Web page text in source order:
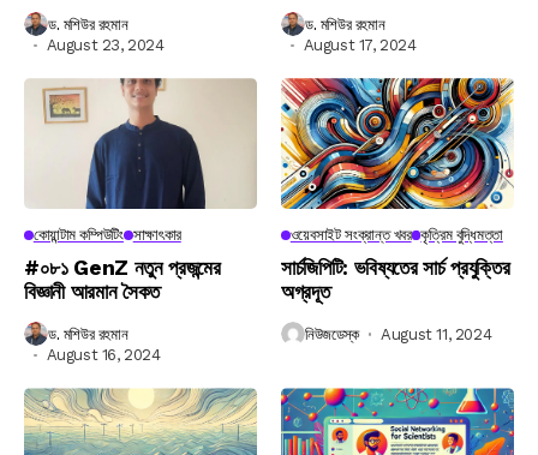
ড. মশিউর রহমান
August 23, 2024
ড. মশিউর রহমান
August 17, 2024
কোয়ান্টাম কম্পিউটিং সাক্ষাৎকার
#০৮১ GenZ নতুন প্রজন্মের
বিজ্ঞানী আরমান সৈকত
ড. মশিউর রহমান
August 16, 2024
ওয়েবসাইট সংক্রান্ত খবর কৃত্রিম বুদ্ধিমত্তা
সার্চজিপিটি: ভবিষ্যতের সার্চ প্রযুক্তির
অগ্রদূত
নিউজডেস্ক August 11, 2024